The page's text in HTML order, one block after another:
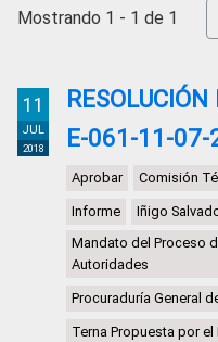
Control
Mostrando 1 - 1 de 1
11
JUL
2018
E-061-11-07-
Aprobar Comisión
Informe Iñigo
Mandato del Proceso
Autoridades
Procuraduría General
Terna Propuesta por